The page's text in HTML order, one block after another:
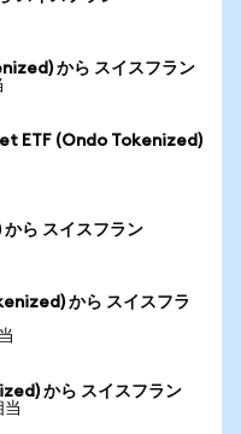
から スイスフラン
ETF (Ondo Tokenized)
ら スイスフラン
から スイスフラ
から スイスフラン
当